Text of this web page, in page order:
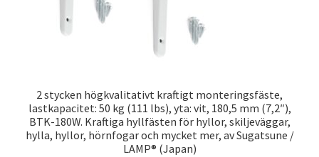
Varukorg
2 stycken högkvalitativt kraftigt monteringsfäste,
lastkapacitet: 50 kg (111 lbs), yta: vit, 180,5 mm (7,2″),
BTK-180W. Kraftiga hyllfästen för hyllor, skiljeväggar,
hylla, hyllor, hörnfogar och mycket mer, av Sugatsune /
LAMP® (Japan)